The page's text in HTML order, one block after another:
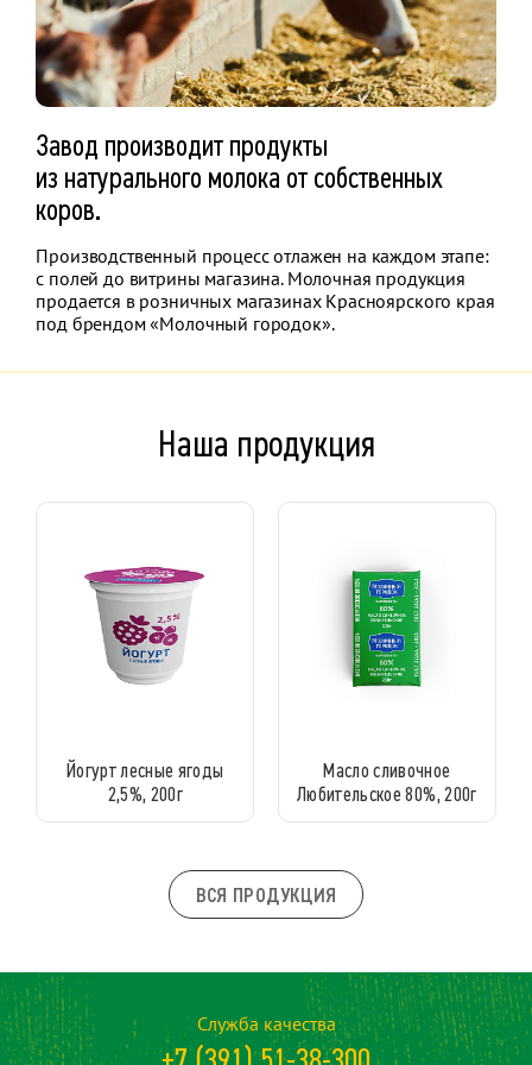
Завод производит продукты
из натурального молока от собственных
коров.
Производственный процесс отлажен на каждом этапе:
с полей до витрины магазина. Молочная продукция
продается в розничных магазинах Красноярского края
под брендом «Молочный городок».
Наша продукция
Йогурт лесные ягоды
2,5%, 200г
Масло сливочное
Любительское 80%, 200г
ВСЯ ПРОДУКЦИЯ
Служба качества